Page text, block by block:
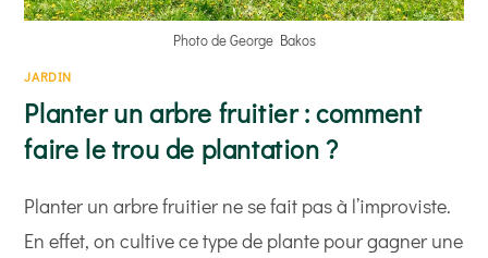
Photo de George Bakos
JARDIN
Planter un arbre fruitier : comment
faire le trou de plantation ?
Planter un arbre fruitier ne se fait pas à l’improviste.
En effet, on cultive ce type de plante pour gagner une